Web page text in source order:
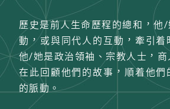
歷史是前人生命歷程的總和，他
動，或與同代人的互動，牽引
他/她是政治領袖、宗教人士，
在此回顧他們的故事，順着他
的脈動。